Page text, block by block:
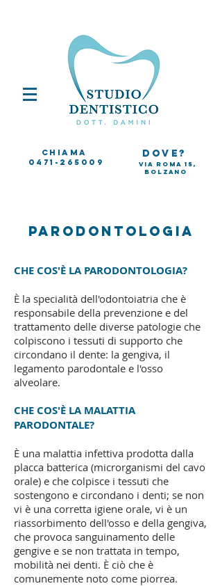
Chiama
0471-265009
dove?
Via Roma 15,
Bolzano
Parodontologia
CHE COS'È LA PARODONTOLOGIA?
È la specialità dell'odontoiatria che è
responsabile della prevenzione e del
trattamento delle diverse patologie che
colpiscono i tessuti di supporto che
circondano il dente: la gengiva, il
legamento parodontale e l'osso
alveolare.
CHE COS'È LA MALATTIA
PARODONTALE?
È una malattia infettiva prodotta dalla
placca batterica (microrganismi del cavo
orale) e che colpisce i tessuti che
sostengono e circondano i denti; se non
vi è una corretta igiene orale, vi è un
riassorbimento dell'osso e della gengiva,
che provoca sanguinamento delle
gengive e se non trattata in tempo,
mobilità nei denti. È ciò che è
comunemente noto come piorrea.